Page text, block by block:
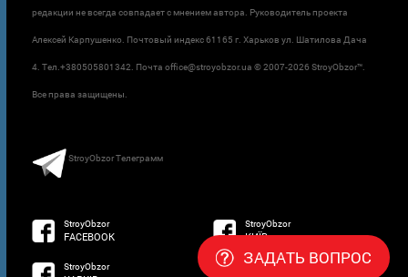
ЗАДАТЬ ВОПРОС
редакции не всегда совпадает с мнением автора. Руководитель проекта
Алексей Карпушенко. Почтовый индекс 61165 г. Харьков ул. Шатилова Дача
4. Тел.+380505801342. Почта office@stroyobzor.ua © 2007-2026 StroyObzor™.
Все права защищены.
StroyObzor Телеграмм
StroyObzor
FACEBOOK
StroyObzor
КИЇВ
StroyObzor StroyObzor